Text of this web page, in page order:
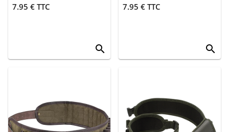
7.95 € TTC
search
7.95 € TTC
search